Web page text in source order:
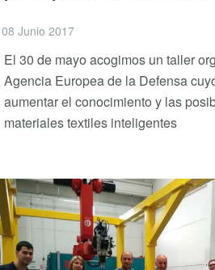
08 Junio 2017
El 30 de mayo acogimos un taller
Agencia Europea de la Defensa
aumentar el conocimiento y las
materiales textiles inteligentes